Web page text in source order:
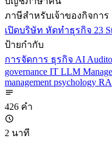
ภาษีสำหรับเจ้าของกิจการ
เปิดบริษัท หัดทำธุรกิจ 23
ป้ายกำกับ
การจัดการ ธุรกิจ AI
governance IT LLM
management psychology
426 คำ
2 นาที